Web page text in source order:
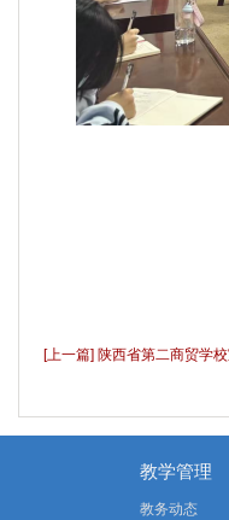
[上一篇] 陕西省第二商贸学
教学管理
教务动态